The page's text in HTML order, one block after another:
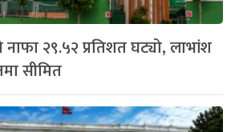
२९.५२ प्रतिशत घट्यो, लाभांश
सीमित